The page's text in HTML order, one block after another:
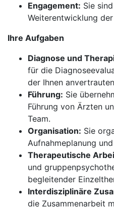
Engagement: Sie
Weiterentwicklung
Ihre Aufgaben
Diagnose und
für die
der Ihnen
Führung: Sie
Führung von Ärzten
Team.
Organisation: Sie
Aufnahmeplanung
Therapeutische
und
begleitender
Interdisziplinäre
die Zusammenarbeit